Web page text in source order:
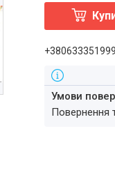
+380633351999